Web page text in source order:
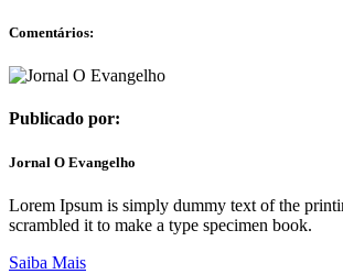
Comentários:
Publicado por:
Jornal O Evangelho
Lorem Ipsum is simply dummy text of the
scrambled it to make a type specimen book.
Saiba Mais